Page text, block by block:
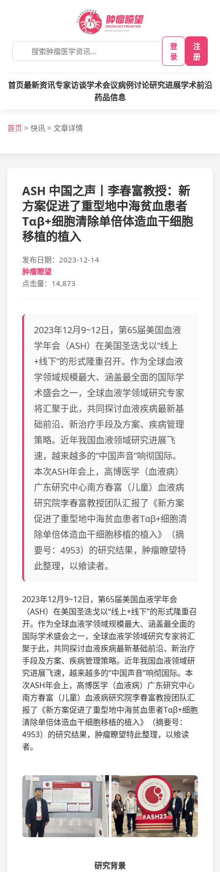
登
录
注
册
首页最新资讯专家访谈学术会议病例讨论研究进展学术前沿
药品信息
首页 > 快讯 > 文章详情
ASH 中国之声丨李春富教授：新
方案促进了重型地中海贫血患者
Tαβ+细胞清除单倍体造血干细胞
移植的植入
发布日期：2023-12-14
肿瘤瞭望
点击量：14,873
2023年12月9~12日，第65届美国血液
学年会（ASH）在美国圣迭戈以“线上
+线下”的形式隆重召开。作为全球血液
学领域规模最大、涵盖最全面的国际学
术盛会之一，全球血液学领域研究专家
将汇聚于此，共同探讨血液疾病最新基
础前沿、新治疗手段及方案、疾病管理
策略。近年我国血液领域研究进展飞
速，越来越多的“中国声音”响彻国际。
本次ASH年会上，高博医学（血液病）
广东研究中心南方春富（儿童）血液病
研究院李春富教授团队汇报了《新方案
促进了重型地中海贫血患者Tαβ+细胞清
除单倍体造血干细胞移植的植入》（摘
要号：4953）的研究结果，肿瘤瞭望特
此整理，以飨读者。
2023年12月9~12日，第65届美国血液学年会
（ASH）在美国圣迭戈以“线上+线下”的形式隆重召
开。作为全球血液学领域规模最大、涵盖最全面的
国际学术盛会之一，全球血液学领域研究专家将汇
聚于此，共同探讨血液疾病最新基础前沿、新治疗
手段及方案、疾病管理策略。近年我国血液领域研
究进展飞速，越来越多的“中国声音”响彻国际。本
次ASH年会上，高博医学（血液病）广东研究中心
南方春富（儿童）血液病研究院李春富教授团队汇
报了《新方案促进了重型地中海贫血患者Tαβ+细胞
清除单倍体造血干细胞移植的植入》（摘要号：
4953）的研究结果，肿瘤瞭望特此整理，以飨读
者。
研究背景